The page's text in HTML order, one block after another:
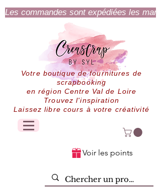
Les commandes sont expédiées les
Votre boutique de fournitures de
scrapbooking
en région Centre Val de Loire
Trouvez l'inspiration
Laissez libre cours à votre créativité
Voir les points